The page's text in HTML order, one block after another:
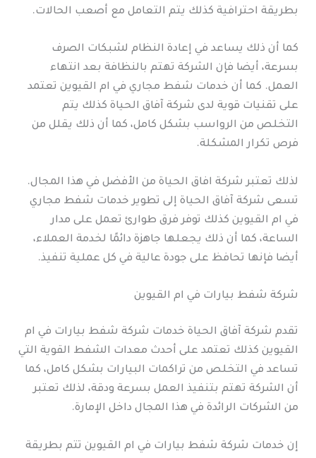
بطريقة احترافية كذلك يتم التعامل مع أصعب الحالات.
كما أن ذلك يساعد في إعادة النظام لشبكات الصرف
بسرعة، أيضا فإن الشركة تهتم بالنظافة بعد انتهاء
العمل. كما أن خدمات شفط مجاري في ام القيوين تعتمد
على تقنيات قوية لدى شركة آفاق الحياة كذلك يتم
التخلص من الرواسب بشكل كامل، كما أن ذلك يقلل من
فرص تكرار المشكلة.
لذلك تعتبر شركة افاق الحياة من الأفضل في هذا المجال.
تسعى شركة آفاق الحياة إلى تطوير خدمات شفط مجاري
في ام القيوين كذلك توفر فرق طوارئ تعمل على مدار
الساعة، كما أن ذلك يجعلها جاهزة دائمًا لخدمة العملاء،
أيضا فإنها تحافظ على جودة عالية في كل عملية تنفيذ.
شركة شفط بيارات في ام القيوين
تقدم شركة آفاق الحياة خدمات شركة شفط بيارات في ام
القيوين كذلك تعتمد على أحدث معدات الشفط القوية التي
تساعد في التخلص من تراكمات البيارات بشكل كامل، كما
أن الشركة تهتم بتنفيذ العمل بسرعة ودقة، لذلك تعتبر
من الشركات الرائدة في هذا المجال داخل الإمارة.
إن خدمات شركة شفط بيارات في ام القيوين تتم بطريقة